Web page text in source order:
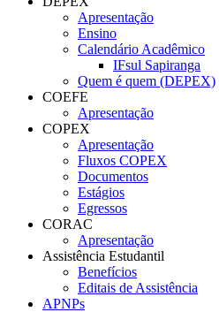
Apresentação
Ensino
Calendário Acadêmico
IFsul Sapiranga
Quem é quem (DEPEX)
COEFE
Apresentação
COPEX
Apresentação
Fluxos COPEX
Documentos
Estágios
Egressos
CORAC
Apresentação
Assistência Estudantil
Benefícios
Editais de Assistência
APNPs